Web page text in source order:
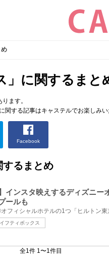
」に関するまと
ます。
する記事はキャステルでお楽しみい
Facebook
するまとめ
インスタ映えするディズニ
ールも
フティボックス
全1件 1〜1件目